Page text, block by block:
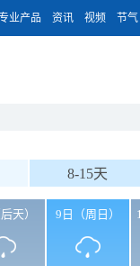
业产品 资讯 视频 节气
8-15天
天） 9日（周日）